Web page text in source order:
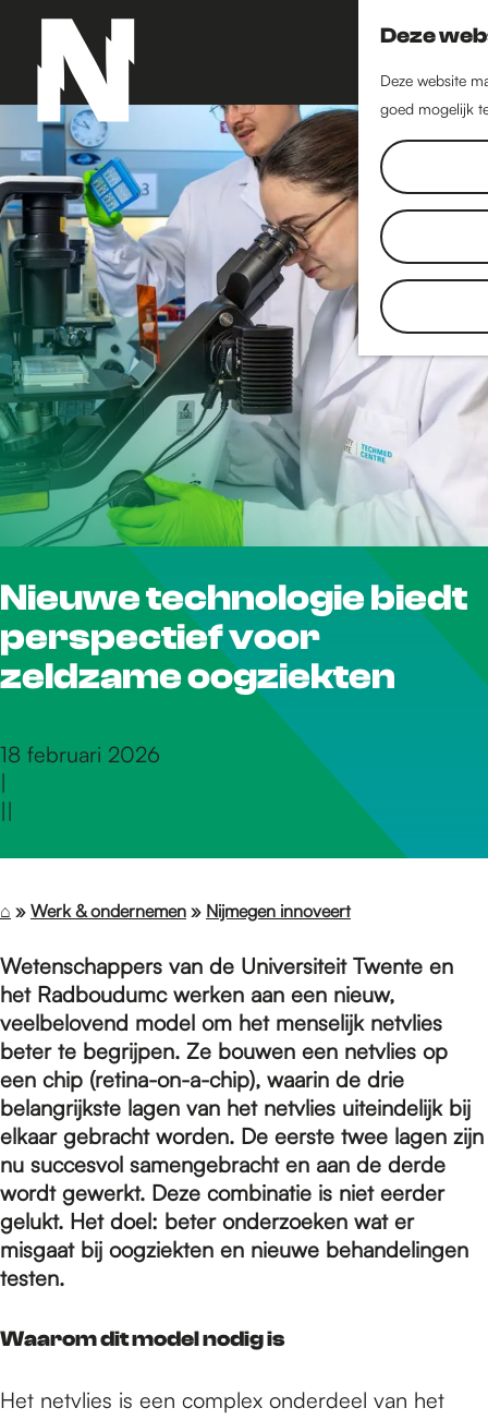
Deze
Deze website
goed mogelijk
G
a
n
a
a
r
d
e
h
o
m
e
p
a
g
e
Nieuwe technologie biedt
perspectief voor
zeldzame oogziekten
18 februari 2026
|
||
⌂ » Werk & ondernemen » Nijmegen innoveert
Wetenschappers van de Universiteit Twente en
het Radboudumc werken aan een nieuw,
veelbelovend model om het menselijk netvlies
beter te begrijpen. Ze bouwen een netvlies op
een chip (retina-on-a-chip), waarin de drie
belangrijkste lagen van het netvlies uiteindelijk bij
elkaar gebracht worden. De eerste twee lagen zijn
nu succesvol samengebracht en aan de derde
wordt gewerkt. Deze combinatie is niet eerder
gelukt. Het doel: beter onderzoeken wat er
misgaat bij oogziekten en nieuwe behandelingen
testen.
Waarom dit model nodig is
Het netvlies is een complex onderdeel van het